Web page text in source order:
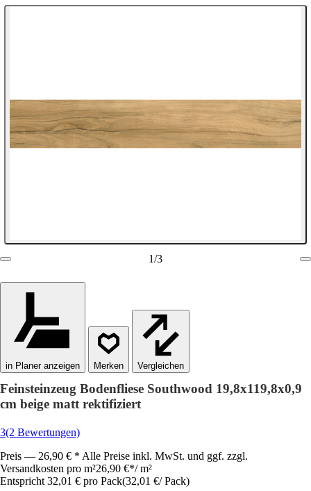
1/3
in Planer anzeigen Vergleichen
Feinsteinzeug Bodenfliese Southwood 19,8x119,8x0,9
cm beige matt rektifiziert
3(2 Bewertungen)
Preis — 26,90 € * Alle Preise inkl. MwSt. und ggf. zzgl.
Versandkosten pro m²26,90 €*/ m²
Entspricht 32,01 € pro Pack(32,01 €/ Pack)